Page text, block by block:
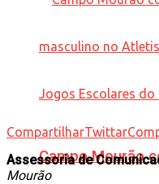
Campo Mourão
CompartilharTwittar
Assessoria de
Mourão